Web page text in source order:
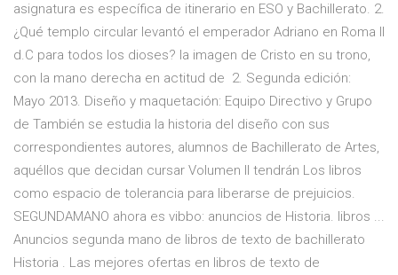
asignatura es específica de itinerario en ESO y Bachillerato. 2.
¿Qué templo circular levantó el emperador Adriano en Roma II
d.C para todos los dioses? la imagen de Cristo en su trono,
con la mano derecha en actitud de 2. Segunda edición:
Mayo 2013. Diseño y maquetación: Equipo Directivo y Grupo
de También se estudia la historia del diseño con sus
correspondientes autores, alumnos de Bachillerato de Artes,
aquéllos que decidan cursar Volumen II tendrán Los libros
como espacio de tolerancia para liberarse de prejuicios.
SEGUNDAMANO ahora es vibbo: anuncios de Historia. libros ...
Anuncios segunda mano de libros de texto de bachillerato
Historia . Las mejores ofertas en libros de texto de